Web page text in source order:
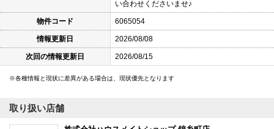
い合わせくださいませ♪
物件コード 6065054
情報更新日 2026/08/08
次回の情報更新日 2026/08/15
各種情報と現状に差異がある場合は、現状優先となります
取り扱い店舗